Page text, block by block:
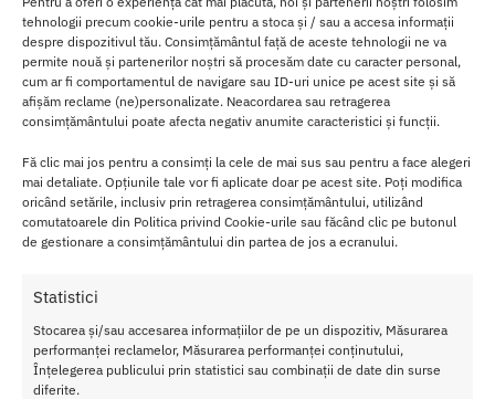
tehnologii precum cookie-urile pentru a stoca și / sau a accesa informații
despre dispozitivul tău. Consimțământul față de aceste tehnologii ne va
permite nouă și partenerilor noștri să procesăm date cu caracter personal,
cum ar fi comportamentul de navigare sau ID-uri unice pe acest site și să
afișăm reclame (ne)personalizate. Neacordarea sau retragerea
consimțământului poate afecta negativ anumite caracteristici și funcții.
Fă clic mai jos pentru a consimți la cele de mai sus sau pentru a face alegeri
mai detaliate. Opțiunile tale vor fi aplicate doar pe acest site. Poți modifica
oricând setările, inclusiv prin retragerea consimțământului, utilizând
comutatoarele din Politica privind Cookie-urile sau făcând clic pe butonul
de gestionare a consimțământului din partea de jos a ecranului.
Statistici
Stocarea și/sau accesarea informațiilor de pe un dispozitiv, Măsurarea
performanței reclamelor, Măsurarea performanței conținutului,
Înțelegerea publicului prin statistici sau combinații de date din surse
diferite.
matasoasa, fara urme de grasime sau aspect lucios neplacut.
Cu acest Ulei de Masaj Shiatsu, veti descoperi placerea unei
experiente de masaj fara cusur.
asupra pielii, contribuind la protejarea acesteia si totodata la
hidratarea si catifelarea ei.
Ingrediente 100% naturaleau fost folosite pentru a crea acest
ulei respectuos cu corpul, care poate fi utilizat fara griji.
Datorita formulei comestibile, acest ulei corporal devine potrivit
pentru a fi integrat in jocurile intime.
Cu un ambalaj elegant si sofisticat, este ideal pentru a fi oferit ca
un cadou special cuiva drag sau pentru a fi inclus in cadourile